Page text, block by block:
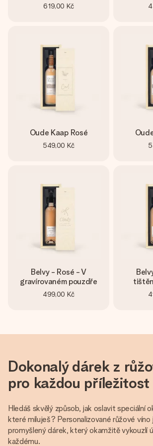
619,00 Kč
Oude Kaap Rosé
549,00 Kč
Belvy - Rosé - V
gravírovaném pouzdře
499,00 Kč
Dokonalý dárek z
pro každou příležitost
Hledáš skvělý způsob, jak oslavit speciální
které miluješ? Personalizované růžové víno
promyšlený dárek, který okamžitě vykouzlí
každému.